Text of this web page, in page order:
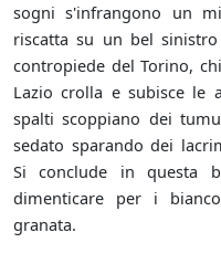
sogni s'infrangono un
riscatta su un bel
contropiede del Torino,
Lazio crolla e subisce le
spalti scoppiano dei
sedato sparando dei
Si conclude in questa
dimenticare per i
granata.